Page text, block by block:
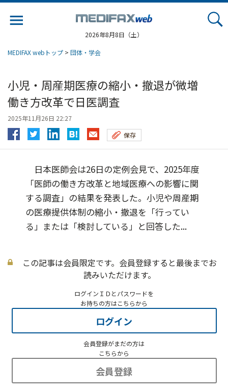
2026年8月8日（土）
MEDIFAX webトップ > 団体・学会
小児・周産期医療の縮小・撤退が微増
働き方改革で日医調査
2025年11月26日 22:27
保存
日本医師会は26日の定例会見で、2025年度
「医師の働き方改革と地域医療への影響に関
する調査」の結果を発表した。小児や周産期
の医療提供体制の縮小・撤退を「行ってい
る」または「検討している」と回答した...
この記事は会員限定です。会員登録すると最後までお
読みいただけます。
ログインＩＤとパスワードを
お持ちの方はこちらから
ログイン
会員登録がまだの方は
こちらから
会員登録